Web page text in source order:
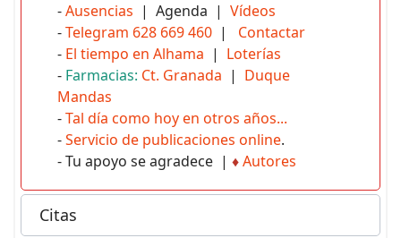
-Ausencias | Agenda | Vídeos
-Telegram 628 669 460 | Contactar
- El tiempo en Alhama | Loterías
- Farmacias: Ct. Granada | Duque
Mandas
-Tal día como hoy en otros años...
-Servicio de publicaciones online.
- Tu apoyo se agradece | ♦Autores
Citas